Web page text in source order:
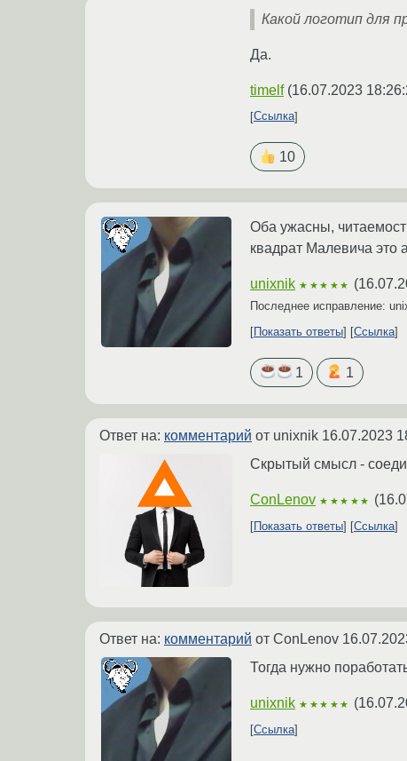
Какой логотип для
Да.
timelf (16.07.2023
Ссылка
10
Оба ужасны,
квадрат Малевича это
unixnik ★★★★★ (
Последнее исправление:
Показать ответы
Ссылка
1 1
Ответ на: комментарий от unixnik 16.07.2023
Скрытый смысл -
ConLenov ★★★★★ (
Показать ответы
Ссылка
Ответ на: комментарий от ConLenov
Тогда нужно
unixnik ★★★★★ (
Ссылка